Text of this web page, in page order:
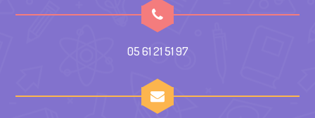
05 61 21 51 97